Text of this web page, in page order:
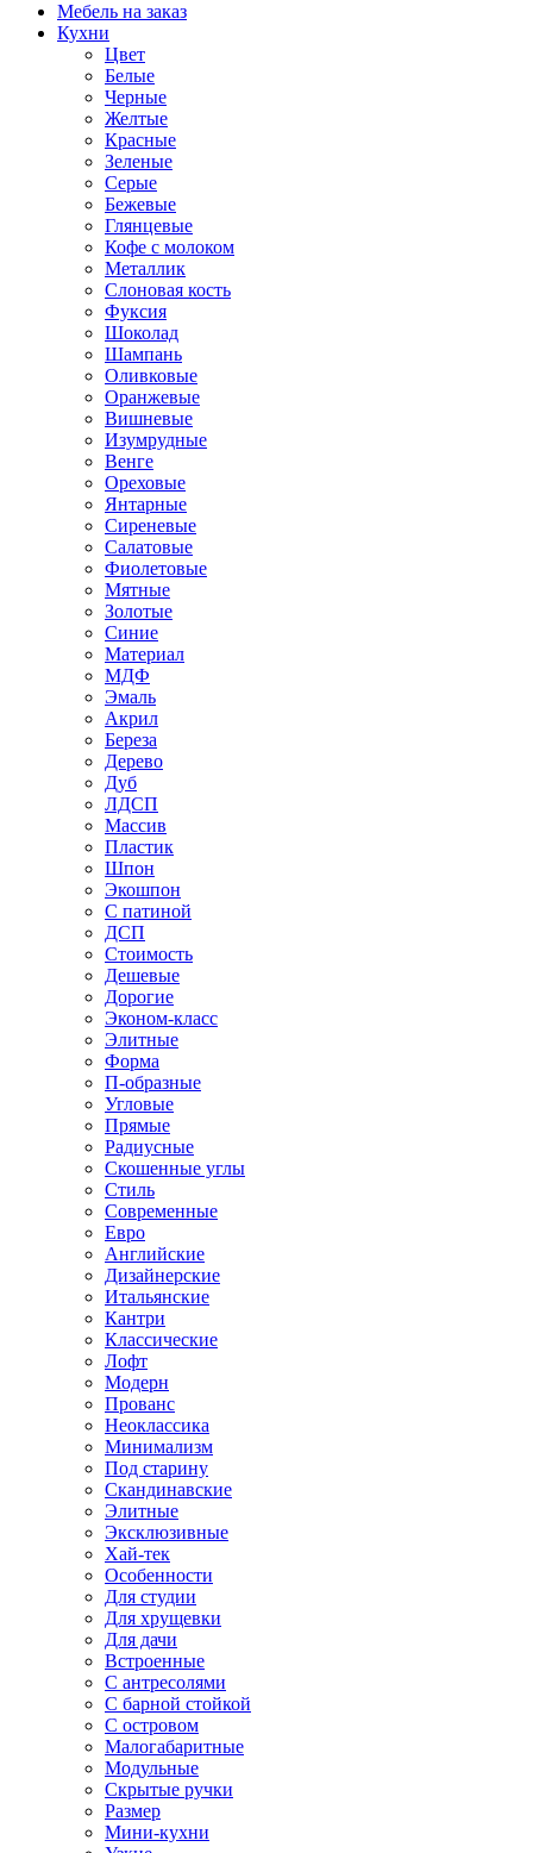
Мебель на заказ
Кухни
Цвет
Белые
Черные
Желтые
Красные
Зеленые
Серые
Бежевые
Глянцевые
Кофе с молоком
Металлик
Слоновая кость
Фуксия
Шоколад
Шампань
Оливковые
Оранжевые
Вишневые
Изумрудные
Венге
Ореховые
Янтарные
Сиреневые
Салатовые
Фиолетовые
Мятные
Золотые
Синие
Материал
МДФ
Эмаль
Акрил
Береза
Дерево
Дуб
ЛДСП
Массив
Пластик
Шпон
Экошпон
С патиной
ДСП
Стоимость
Дешевые
Дорогие
Эконом-класс
Элитные
Форма
П-образные
Угловые
Прямые
Радиусные
Скошенные углы
Стиль
Современные
Евро
Английские
Дизайнерские
Итальянские
Кантри
Классические
Лофт
Модерн
Прованс
Неоклассика
Минимализм
Под старину
Скандинавские
Элитные
Эксклюзивные
Хай-тек
Особенности
Для студии
Для хрущевки
Для дачи
Встроенные
С антресолями
С барной стойкой
С островом
Малогабаритные
Модульные
Скрытые ручки
Размер
Мини-кухни